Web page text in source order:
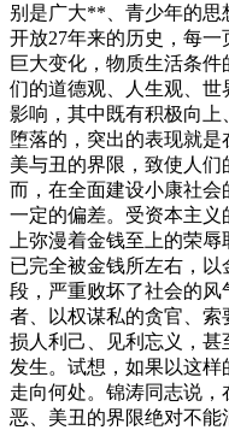
别是广大**、青少年的思
开放27年来的历史，每
巨大变化，物质生活条
们的道德观、人生观、
影响，其中既有积极向
堕落的，突出的表现就是
美与丑的界限，致使人
而，在全面建设小康社会
一定的偏差。受资本主
上弥漫着金钱至上的荣
已完全被金钱所左右，
段，严重败坏了社会的
者、以权谋私的贪官、
损人利己、见利忘义，
发生。试想，如果以这
走向何处。锦涛同志说
恶、美丑的界限绝对不